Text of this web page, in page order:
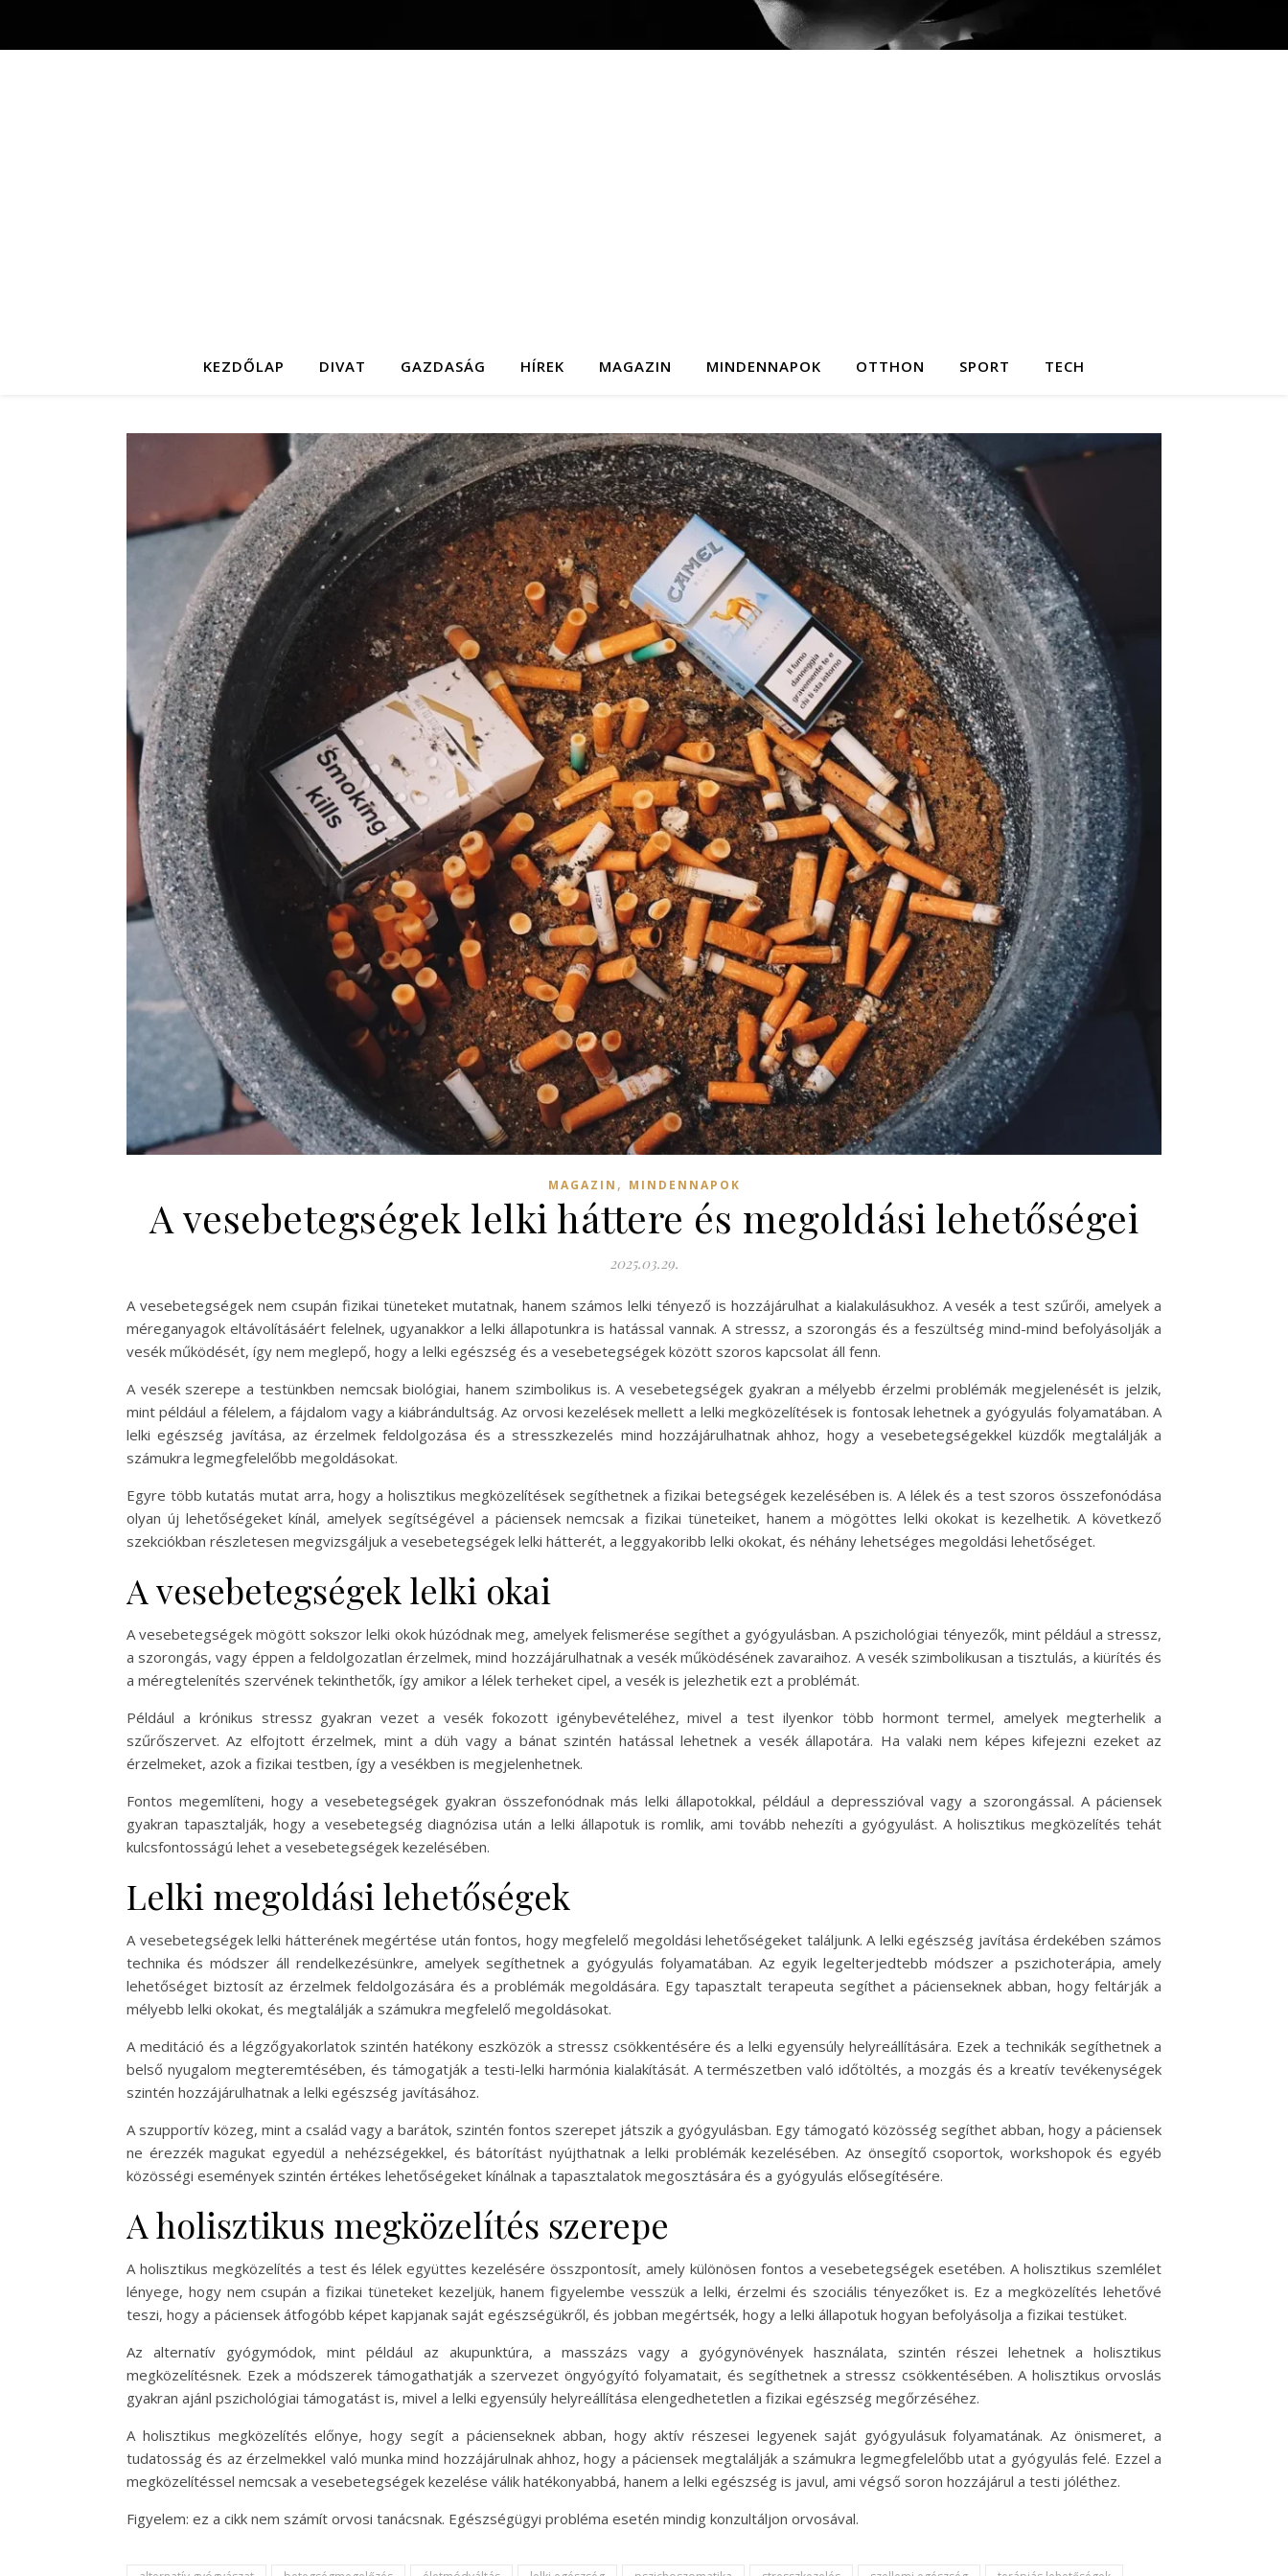
KEZDŐLAP DIVAT GAZDASÁG HÍREK MAGAZIN MINDENNAPOK OTTHON SPORT TECH
MAGAZIN , MINDENNAPOK
A vesebetegségek lelki háttere és megoldási lehetőségei
2025.03.29.
A vesebetegségek nem csupán fizikai tüneteket mutatnak, hanem számos lelki tényező is hozzájárulhat a kialakulásukhoz. A vesék a test szűrői, amelyek a
méreganyagok eltávolításáért felelnek, ugyanakkor a lelki állapotunkra is hatással vannak. A stressz, a szorongás és a feszültség mind-mind befolyásolják a
vesék működését, így nem meglepő, hogy a lelki egészség és a vesebetegségek között szoros kapcsolat áll fenn.
A vesék szerepe a testünkben nemcsak biológiai, hanem szimbolikus is. A vesebetegségek gyakran a mélyebb érzelmi problémák megjelenését is jelzik,
mint például a félelem, a fájdalom vagy a kiábrándultság. Az orvosi kezelések mellett a lelki megközelítések is fontosak lehetnek a gyógyulás folyamatában. A
lelki egészség javítása, az érzelmek feldolgozása és a stresszkezelés mind hozzájárulhatnak ahhoz, hogy a vesebetegségekkel küzdők megtalálják a
számukra legmegfelelőbb megoldásokat.
Egyre több kutatás mutat arra, hogy a holisztikus megközelítések segíthetnek a fizikai betegségek kezelésében is. A lélek és a test szoros összefonódása
olyan új lehetőségeket kínál, amelyek segítségével a páciensek nemcsak a fizikai tüneteiket, hanem a mögöttes lelki okokat is kezelhetik. A következő
szekciókban részletesen megvizsgáljuk a vesebetegségek lelki hátterét, a leggyakoribb lelki okokat, és néhány lehetséges megoldási lehetőséget.
A vesebetegségek lelki okai
A vesebetegségek mögött sokszor lelki okok húzódnak meg, amelyek felismerése segíthet a gyógyulásban. A pszichológiai tényezők, mint például a stressz,
a szorongás, vagy éppen a feldolgozatlan érzelmek, mind hozzájárulhatnak a vesék működésének zavaraihoz. A vesék szimbolikusan a tisztulás, a kiürítés és
a méregtelenítés szervének tekinthetők, így amikor a lélek terheket cipel, a vesék is jelezhetik ezt a problémát.
Például a krónikus stressz gyakran vezet a vesék fokozott igénybevételéhez, mivel a test ilyenkor több hormont termel, amelyek megterhelik a
szűrőszervet. Az elfojtott érzelmek, mint a düh vagy a bánat szintén hatással lehetnek a vesék állapotára. Ha valaki nem képes kifejezni ezeket az
érzelmeket, azok a fizikai testben, így a vesékben is megjelenhetnek.
Fontos megemlíteni, hogy a vesebetegségek gyakran összefonódnak más lelki állapotokkal, például a depresszióval vagy a szorongással. A páciensek
gyakran tapasztalják, hogy a vesebetegség diagnózisa után a lelki állapotuk is romlik, ami tovább nehezíti a gyógyulást. A holisztikus megközelítés tehát
kulcsfontosságú lehet a vesebetegségek kezelésében.
Lelki megoldási lehetőségek
A vesebetegségek lelki hátterének megértése után fontos, hogy megfelelő megoldási lehetőségeket találjunk. A lelki egészség javítása érdekében számos
technika és módszer áll rendelkezésünkre, amelyek segíthetnek a gyógyulás folyamatában. Az egyik legelterjedtebb módszer a pszichoterápia, amely
lehetőséget biztosít az érzelmek feldolgozására és a problémák megoldására. Egy tapasztalt terapeuta segíthet a pácienseknek abban, hogy feltárják a
mélyebb lelki okokat, és megtalálják a számukra megfelelő megoldásokat.
A meditáció és a légzőgyakorlatok szintén hatékony eszközök a stressz csökkentésére és a lelki egyensúly helyreállítására. Ezek a technikák segíthetnek a
belső nyugalom megteremtésében, és támogatják a testi-lelki harmónia kialakítását. A természetben való időtöltés, a mozgás és a kreatív tevékenységek
szintén hozzájárulhatnak a lelki egészség javításához.
A szupportív közeg, mint a család vagy a barátok, szintén fontos szerepet játszik a gyógyulásban. Egy támogató közösség segíthet abban, hogy a páciensek
ne érezzék magukat egyedül a nehézségekkel, és bátorítást nyújthatnak a lelki problémák kezelésében. Az önsegítő csoportok, workshopok és egyéb
közösségi események szintén értékes lehetőségeket kínálnak a tapasztalatok megosztására és a gyógyulás elősegítésére.
A holisztikus megközelítés szerepe
A holisztikus megközelítés a test és lélek együttes kezelésére összpontosít, amely különösen fontos a vesebetegségek esetében. A holisztikus szemlélet
lényege, hogy nem csupán a fizikai tüneteket kezeljük, hanem figyelembe vesszük a lelki, érzelmi és szociális tényezőket is. Ez a megközelítés lehetővé
teszi, hogy a páciensek átfogóbb képet kapjanak saját egészségükről, és jobban megértsék, hogy a lelki állapotuk hogyan befolyásolja a fizikai testüket.
Az alternatív gyógymódok, mint például az akupunktúra, a masszázs vagy a gyógynövények használata, szintén részei lehetnek a holisztikus
megközelítésnek. Ezek a módszerek támogathatják a szervezet öngyógyító folyamatait, és segíthetnek a stressz csökkentésében. A holisztikus orvoslás
gyakran ajánl pszichológiai támogatást is, mivel a lelki egyensúly helyreállítása elengedhetetlen a fizikai egészség megőrzéséhez.
A holisztikus megközelítés előnye, hogy segít a pácienseknek abban, hogy aktív részesei legyenek saját gyógyulásuk folyamatának. Az önismeret, a
tudatosság és az érzelmekkel való munka mind hozzájárulnak ahhoz, hogy a páciensek megtalálják a számukra legmegfelelőbb utat a gyógyulás felé. Ezzel a
megközelítéssel nemcsak a vesebetegségek kezelése válik hatékonyabbá, hanem a lelki egészség is javul, ami végső soron hozzájárul a testi jóléthez.
Figyelem: ez a cikk nem számít orvosi tanácsnak. Egészségügyi probléma esetén mindig konzultáljon orvosával.